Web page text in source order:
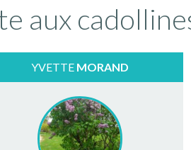
aux
YVETTE MORAND